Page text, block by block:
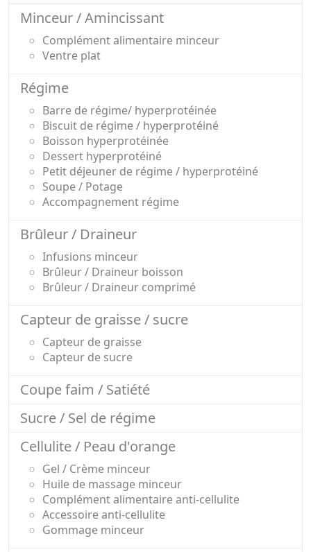
Minceur / Amincissant
Complément alimentaire minceur
Ventre plat
Régime
Barre de régime/ hyperprotéinée
Biscuit de régime / hyperprotéiné
Boisson hyperprotéinée
Dessert hyperprotéiné
Petit déjeuner de régime / hyperprotéiné
Soupe / Potage
Accompagnement régime
Brûleur / Draineur
Infusions minceur
Brûleur / Draineur boisson
Brûleur / Draineur comprimé
Capteur de graisse / sucre
Capteur de graisse
Capteur de sucre
Coupe faim / Satiété
Sucre / Sel de régime
Cellulite / Peau d'orange
Gel / Crème minceur
Huile de massage minceur
Complément alimentaire anti-cellulite
Accessoire anti-cellulite
Gommage minceur